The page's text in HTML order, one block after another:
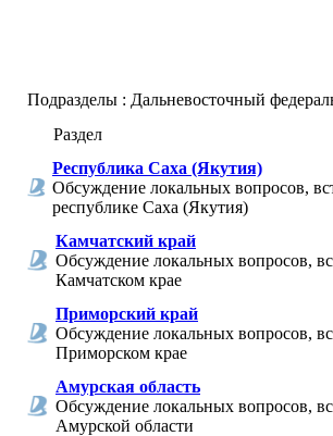
Подразделы : Дальневосточный
Раздел
Республика Саха (Якутия)
Обсуждение локальных вопросов,
республике Саха (Якутия)
Камчатский край
Обсуждение локальных вопросов,
Камчатском крае
Приморский край
Обсуждение локальных вопросов,
Приморском крае
Амурская область
Обсуждение локальных вопросов,
Амурской области